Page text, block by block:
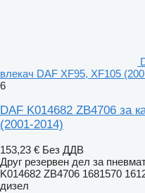
влекач DAF XF95, XF105
6
DAF K014682 ZB4706 за
(2001-2014)
153,23 € Без ДДВ
Друг резервен дел за
K014682 ZB4706 1681570
дизел